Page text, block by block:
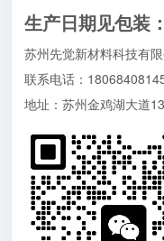
生产日期见包装 ：
苏州先觉新材
联系电话：
地址：苏州金鸡湖大道